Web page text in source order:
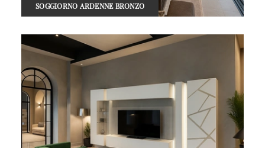
SOGGIORNO ARDENNE BRONZO